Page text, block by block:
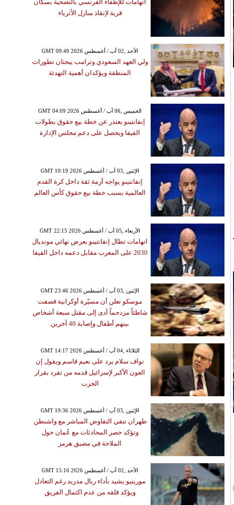
اتهامات للإطفاء الفرنسي بالتضحية بسكان
قرية لإنقاذ منازل الأثرياء
GMT 09:40 2026 الأحد ,02 آب / أغسطس
ولي العهد السعودي وترامب يبحثان تطورات
المنطقة ويؤكدان أهمية التهدئة
GMT 04:09 2026 الخميس ,06 آب / أغسطس
إنفانتينو يعتذر عن خطة بيع حقوق بطولات
الفيفا ويحصل على دعم مجلس الإدارة
GMT 10:19 2026 الإثنين ,03 آب / أغسطس
إنفانتينو يواجه أزمة ثقة داخل كرة القدم
العالمية بسبب خطة بيع حقوق كأس العالم
GMT 22:15 2026 الأربعاء ,05 آب / أغسطس
اتهامات تطال إنفانتينو بعرض نهائي مونديال
2030 على المغرب مقابل دعمه داخل الفيفا
GMT 23:46 2026 الإثنين ,03 آب / أغسطس
موسكو تعلن أن مسيّرة أوكرانية قصفت
شاطئاً مزدحماً أدى إلى مقتل سبعة أشخاص
بينهم أطفال وإصابة 40 آخرين
GMT 14:17 2026 الثلاثاء ,04 آب / أغسطس
نواف سلام يرد على نعيم قاسم ويقول إن
العون الأكبر لإسرائيل قدمه من تفرد بقرار
الحرب
GMT 19:36 2026 الإثنين ,03 آب / أغسطس
طهران تنفي التفاوض المباشر مع واشنطن
وتؤكد حصر المحادثات مع عُمان حول
الملاحة في مضيق هرمز
GMT 15:16 2026 الأحد ,02 آب / أغسطس
مورينيو يشيد بأداء ريال مدريد رغم التعادل
ويؤكد قلقه من عدم اكتمال الفريق